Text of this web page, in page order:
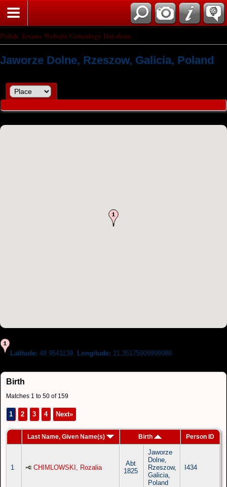
Polish Texans Website Genealogy Database
Jaworze Dolne, Rzeszow, Galicia, Poland
Latitude: 49.9541139, Longitude: 21.35175909999998
Birth
Matches 1 to 50 of 159
1 2 3 4 Next»
Last Name, Given Name(s) Birth Person ID
1 CHIMLOWSKI, Rozalia
Abt
1825
Jaworze
Dolne,
Rzeszow,
Galicia,
Poland
I434